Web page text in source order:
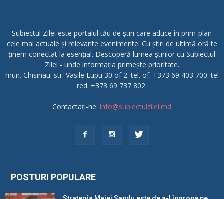
Subiectul Zilei este portalul tău de știri care aduce în prim-plan
cele mai actuale și relevante evenimente. Cu știri de ultimă oră te
ținem conectat la esențial. Descoperă lumea știrilor cu Subiectul
Zilei - unde informația primește prioritate.
mun. Chisinau. str. Vasile Lupu 30 of 2. tel. of. +373 69 403 700. tel
red. +373 69 737 802.
Contactați-ne: info@subiectulzilei.md
POSTURI POPULARE